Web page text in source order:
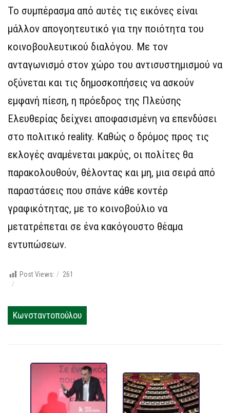
Το συμπέρασμα από αυτές τις εικόνες είναι
μάλλον απογοητευτικό για την ποιότητα του
κοινοβουλευτικού διαλόγου. Με τον
ανταγωνισμό στον χώρο του αντισυστημισμού να
οξύνεται και τις δημοσκοπήσεις να ασκούν
εμφανή πίεση, η πρόεδρος της Πλεύσης
Ελευθερίας δείχνει αποφασισμένη να επενδύσει
στο πολιτικό reality. Καθώς ο δρόμος προς τις
εκλογές αναμένεται μακρύς, οι πολίτες θα
παρακολουθούν, θέλοντας και μη, μια σειρά από
παραστάσεις που σπάνε κάθε κοντέρ
γραφικότητας, με το κοινοβούλιο να
μετατρέπεται σε ένα κακόγουστο θέαμα
εντυπώσεων.
Post Views: 261
Κωνσταντοπούλου